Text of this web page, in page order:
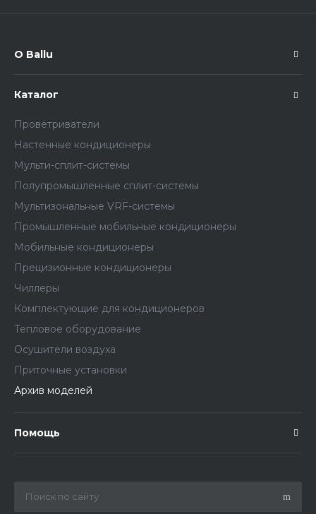
О Ballu
Каталог
Проветриватели
Настенные кондиционеры
Мульти-сплит-системы
Полупромышленные сплит-системы
Мультизональные VRF-системы
Промышленные мобильные кондиционеры
Мобильные кондиционеры
Прецизионные кондиционеры
Чиллеры
Комплектующие для кондиционеров
Тепловое оборудование
Осушители воздуха
Приточные установки
Архив моделей
Помощь